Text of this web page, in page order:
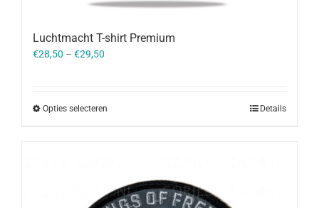
Luchtmacht T-shirt Premium
€28,50 – €29,50
Opties selecteren Details